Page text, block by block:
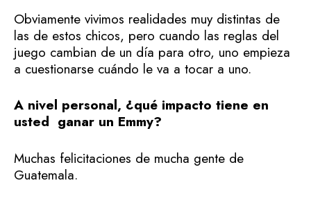
Obviamente vivimos realidades muy distintas de
las de estos chicos, pero cuando las reglas del
juego cambian de un día para otro, uno empieza
a cuestionarse cuándo le va a tocar a uno.
A nivel personal, ¿qué impacto tiene en
usted ganar un Emmy?
Muchas felicitaciones de mucha gente de
Guatemala.